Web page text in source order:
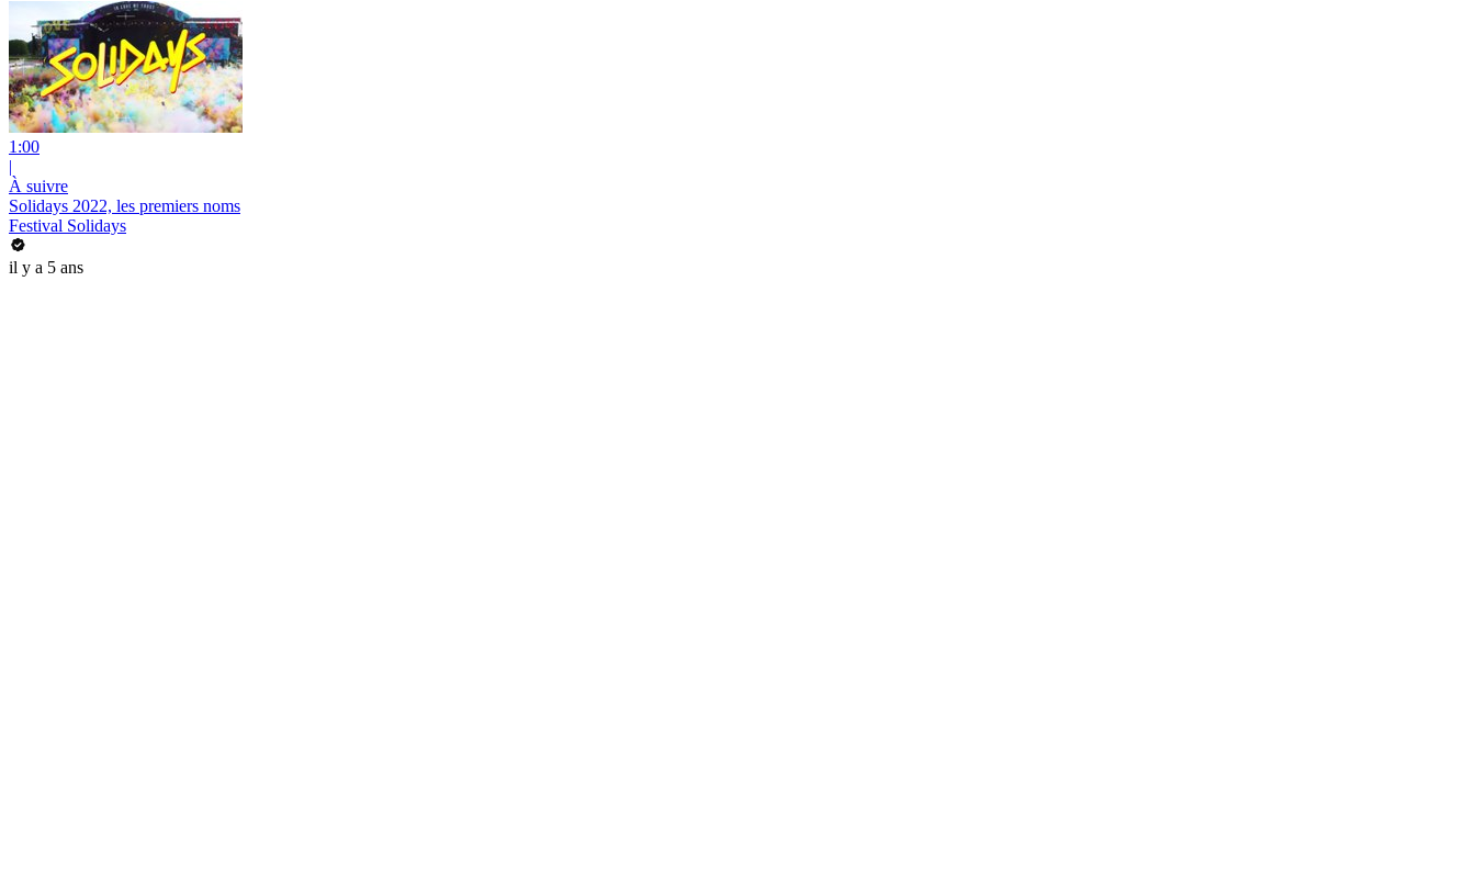
1:00
|
À suivre
Solidays 2022, les premiers noms
Festival Solidays
il y a 5 ans